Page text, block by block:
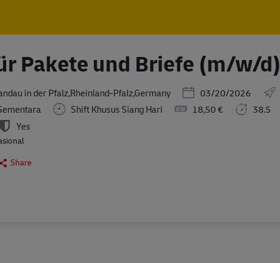
Pakete und Briefe (m/w/d)
in der Pfalz,Rheinland-Pfalz,Germany Posted Date
03/20/2026
Shift Khusus Siang Hari 18,50 € 38.5
Yes
Share